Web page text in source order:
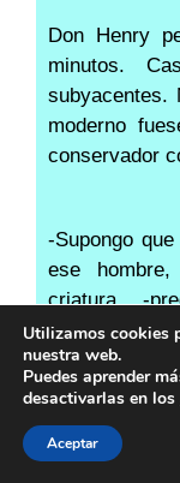
Don Henry
minutos.
subyacentes.
moderno
conservador
-Supongo
ese
criatura… -
-Lo era,
Emmott se
casaría con
Utilizamos cookies
nuestra web.
Puedes aprender
desactivarlas en los
Aceptar